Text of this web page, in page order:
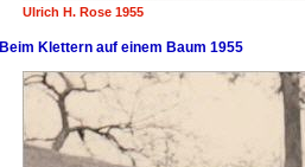
Ulrich H. Rose 1955
Beim Klettern auf einem Baum 1955